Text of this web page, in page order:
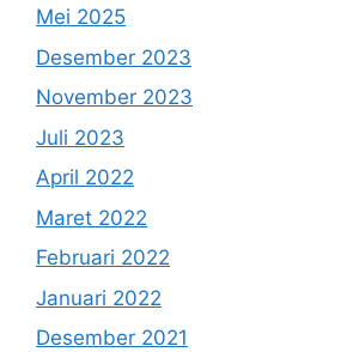
Mei 2025
Desember 2023
November 2023
Juli 2023
April 2022
Maret 2022
Februari 2022
Januari 2022
Desember 2021